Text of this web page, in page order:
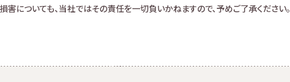
害についても、当社ではその責任を一切負いかねますので、予めご了承ください。